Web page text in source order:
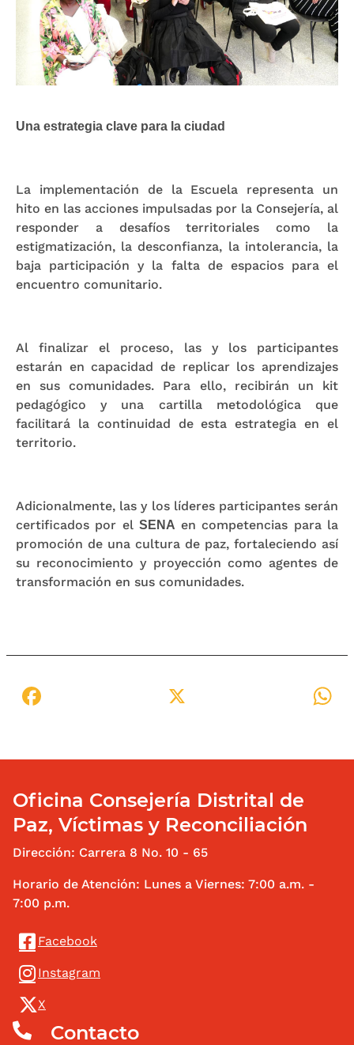
Una estrategia clave para la ciudad
La implementación de la Escuela representa un
hito en las acciones impulsadas por la Consejería, al
responder a desafíos territoriales como la
estigmatización, la desconfianza, la intolerancia, la
baja participación y la falta de espacios para el
encuentro comunitario.
Al finalizar el proceso, las y los participantes
estarán en capacidad de replicar los aprendizajes
en sus comunidades. Para ello, recibirán un kit
pedagógico y una cartilla metodológica que
facilitará la continuidad de esta estrategia en el
territorio.
Adicionalmente, las y los líderes participantes serán
certificados por el SENA en competencias para la
promoción de una cultura de paz, fortaleciendo así
su reconocimiento y proyección como agentes de
transformación en sus comunidades.
Oficina Consejería Distrital de
Paz, Víctimas y Reconciliación
Dirección: Carrera 8 No. 10 - 65
Horario de Atención: Lunes a Viernes: 7:00 a.m. -
7:00 p.m.
Redes Sociales
Facebook
Instagram
X
Contacto